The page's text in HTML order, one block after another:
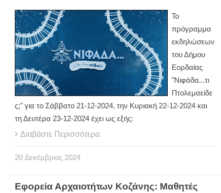
To
πρόγραμμα
εκδηλώσεων
του Δήμου
Εορδαίας
"Νιφάδα...τι
Πτολεμαείδε
ς;" για το Σάββατο 21-12-2024, την Κυριακή 22-12-2024 και
τη Δευτέρα 23-12-2024 έχει ως εξής:
Διαβάστε Περισσότερα
20 Δεκέμβριος 2024
Εφορεία Αρχαιοτήτων Κοζάνης: Μαθητές